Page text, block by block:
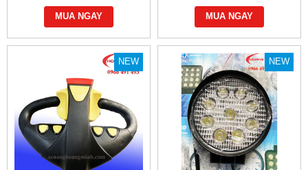
MUA NGAY MUA NGAY
NEW NEW